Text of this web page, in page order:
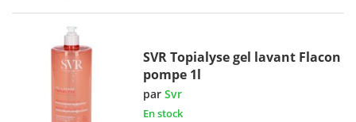
SVR Topialyse gel lavant Flacon
pompe 1l
parSvr
En stock